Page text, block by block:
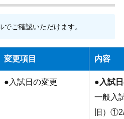
でご確認いただけます。
変更項目 内容
●入試日の変更 ● 入試
一般入
旧）